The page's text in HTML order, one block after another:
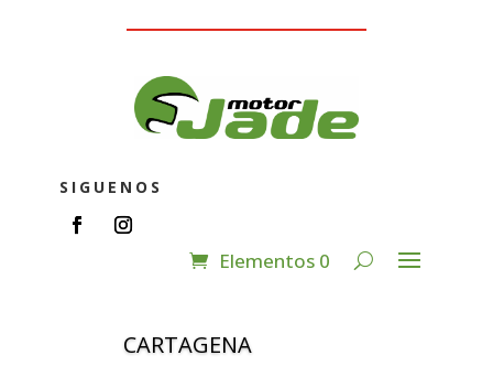
SIGUENOS
Elementos 0
CARTAGENA